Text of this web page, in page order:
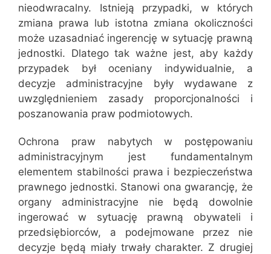
nieodwracalny. Istnieją przypadki, w których
zmiana prawa lub istotna zmiana okoliczności
może uzasadniać ingerencję w sytuację prawną
jednostki. Dlatego tak ważne jest, aby każdy
przypadek był oceniany indywidualnie, a
decyzje administracyjne były wydawane z
uwzględnieniem zasady proporcjonalności i
poszanowania praw podmiotowych.
Ochrona praw nabytych w postępowaniu
administracyjnym jest fundamentalnym
elementem stabilności prawa i bezpieczeństwa
prawnego jednostki. Stanowi ona gwarancję, że
organy administracyjne nie będą dowolnie
ingerować w sytuację prawną obywateli i
przedsiębiorców, a podejmowane przez nie
decyzje będą miały trwały charakter. Z drugiej